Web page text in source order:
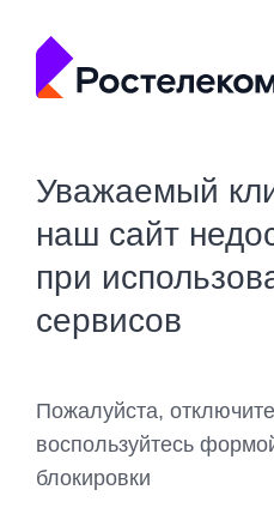
Уважаемый
наш сайт
при
сервисов
Пожалуйста,
воспользуйтесь
блокировки